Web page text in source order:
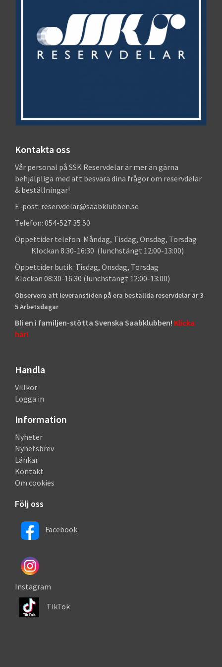
Kontakta oss
Vår personal på SSK Reservdelar är mer än gärna
behjälpliga med att besvara dina frågor om reservdelar
& beställningar!
E-post: reservdelar@saabklubben.se
Telefon: 054-527 35 50
Öppettider telefon: Måndag, Tisdag, Onsdag, Torsdag
Klockan 8:30-16:30 (lunchstängt 12:00-13:00)
Öppettider butik: Tisdag, Onsdag, Torsdag
Klockan 08:30-16:30 (lunchstängt 12:00-13:00)
Observera att leveranstiden på era beställda reservdelar är 3-
5 Arbetsdagar
Bli en i familjen-stötta Svenska Saabklubben! Klicka
här!
Handla
Villkor
Logga in
Information
Nyheter
Nyhetsbrev
Länkar
Kontakt
Om cookies
Följ oss
Facebook
Instagram
TikTok